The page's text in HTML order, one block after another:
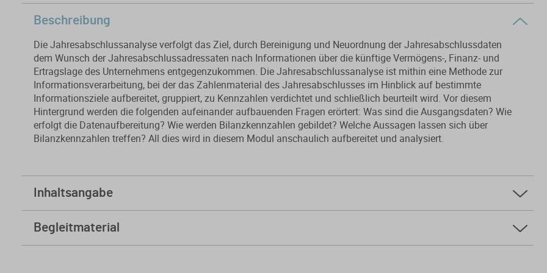
Beschreibung
Die Jahresabschlussanalyse verfolgt das Ziel, durch Bereinigung und Neuordnung der Jahresabschlussdaten
dem Wunsch der Jahresabschlussadressaten nach Informationen über die künftige Vermögens-, Finanz- und
Ertragslage des Unternehmens entgegenzukommen. Die Jahresabschlussanalyse ist mithin eine Methode zur
Informationsverarbeitung, bei der das Zahlenmaterial des Jahresabschlusses im Hinblick auf bestimmte
Informationsziele aufbereitet, gruppiert, zu Kennzahlen verdichtet und schließlich beurteilt wird. Vor diesem
Hintergrund werden die folgenden aufeinander aufbauenden Fragen erörtert: Was sind die Ausgangsdaten? Wie
erfolgt die Datenaufbereitung? Wie werden Bilanzkennzahlen gebildet? Welche Aussagen lassen sich über
Bilanzkennzahlen treffen? All dies wird in diesem Modul anschaulich aufbereitet und analysiert.
Inhaltsangabe
A. Einführung in die Bilanzanalyse
A. I. Ziele und Aufgaben der Bilanzanalyse
Begleitmaterial